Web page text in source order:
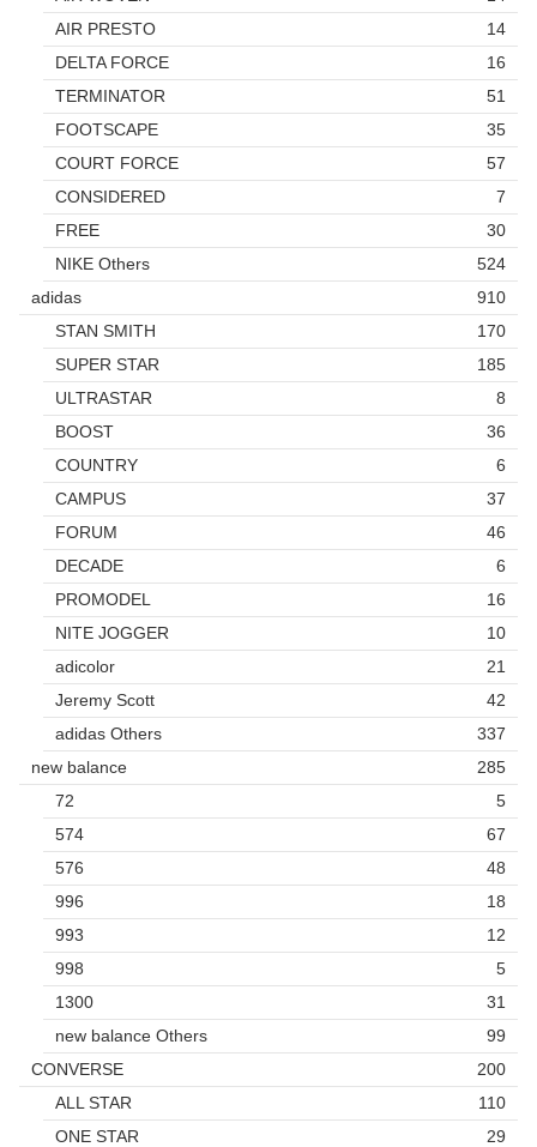
AIR PRESTO
14
DELTA FORCE
16
TERMINATOR
51
FOOTSCAPE
35
COURT FORCE
57
CONSIDERED
7
FREE
30
NIKE Others
524
adidas
910
STAN SMITH
170
SUPER STAR
185
ULTRASTAR
8
BOOST
36
COUNTRY
6
CAMPUS
37
FORUM
46
DECADE
6
PROMODEL
16
NITE JOGGER
10
adicolor
21
Jeremy Scott
42
adidas Others
337
new balance
285
72
5
574
67
576
48
996
18
993
12
998
5
1300
31
new balance Others
99
CONVERSE
200
ALL STAR
110
ONE STAR
29